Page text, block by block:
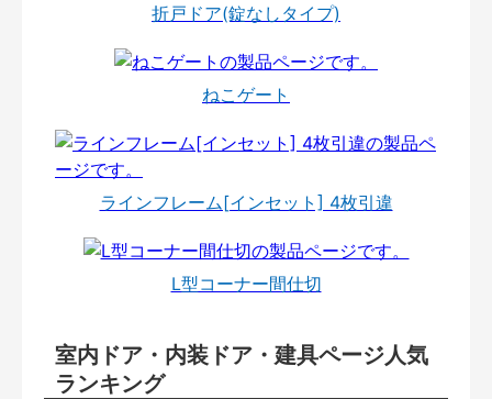
折戸ドア(錠なしタイプ)
ねこゲート
ラインフレーム[インセット] 4枚引違
L型コーナー間仕切
室内ドア・内装ドア・建具ページ人気
ランキング